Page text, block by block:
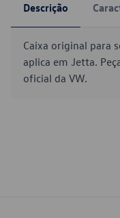
Descrição
Caixa original para
aplica em Jetta.
oficial da VW.